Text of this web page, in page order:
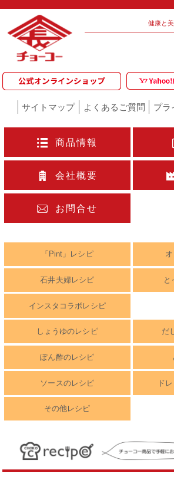
健康と
サイトマップ よくあるご質問 プラ
商品情報
会社概要
お問合せ
「Pint」レシピ
石井夫婦レシピ と
インスタコラボレシピ
しょうゆのレシピ だ
ぽん酢のレシピ
ソースのレシピ ド
その他レシピ